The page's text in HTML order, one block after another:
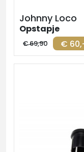
Johnny Loco
Opstapje
€
€ 69,90